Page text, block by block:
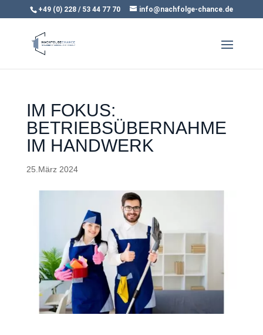
+49 (0) 228 / 53 44 77 70 info@nachfolge-chance.de
IM FOKUS:
BETRIEBSÜBER­NAHME
IM HANDWERK
25.März 2024